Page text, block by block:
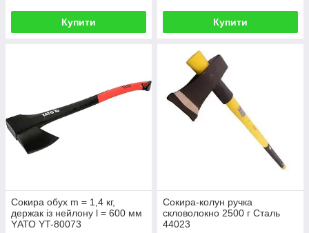
Купити Купити
Сокира обух m = 1,4 кг,
держак із нейлону l = 600 мм
YАТО YT-80073
Сокира-колун ручка
скловолокно 2500 г Сталь
44023